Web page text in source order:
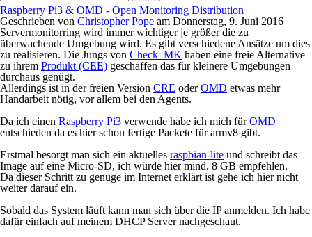
Raspberry Pi3 & OMD - Open Monitoring Distribution
Geschrieben von Christopher Pope am Donnerstag, 9. Juni 2016
Servermonitorring wird immer wichtiger je größer die zu
überwachende Umgebung wird. Es gibt verschiedene Ansätze um dies
zu realisieren. Die Jungs von Check_MK haben eine freie Alternative
zu ihrem Produkt (CEE) geschaffen das für kleinere Umgebungen
durchaus genügt.
Allerdings ist in der freien Version CRE oderOMD etwas mehr
Handarbeit nötig, vor allem bei den Agents.
Da ich einen Raspberry Pi3 verwende habe ich mich fürOMD
entschieden da es hier schon fertige Packete für armv8 gibt.
Erstmal besorgt man sich ein aktuelles raspbian-lite und schreibt das
Image auf eine Micro-SD, ich würde hier mind. 8 GB empfehlen.
Da dieser Schritt zu genüge im Internet erklärt ist gehe ich hier nicht
weiter darauf ein.
Sobald das System läuft kann man sich über die IP anmelden. Ich habe
dafür einfach auf meinem DHCP Server nachgeschaut.